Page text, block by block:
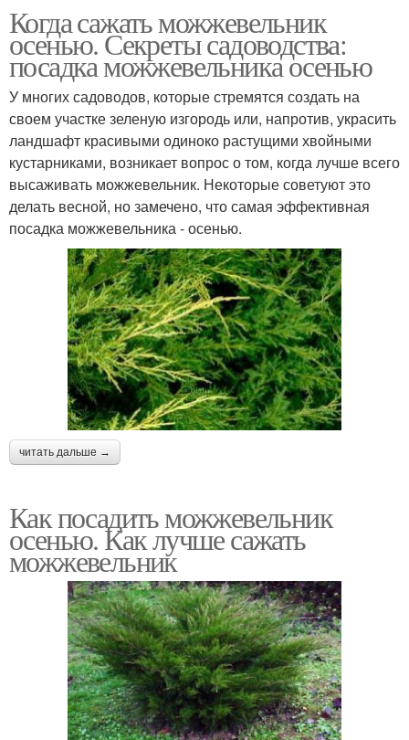
Когда сажать можжевельник
осенью. Секреты садоводства:
посадка можжевельника осенью
У многих садоводов, которые стремятся создать на
своем участке зеленую изгородь или, напротив, украсить
ландшафт красивыми одиноко растущими хвойными
кустарниками, возникает вопрос о том, когда лучше всего
высаживать можжевельник. Некоторые советуют это
делать весной, но замечено, что самая эффективная
посадка можжевельника - осенью.
читать дальше →
Как посадить можжевельник
осенью. Как лучше сажать
можжевельник